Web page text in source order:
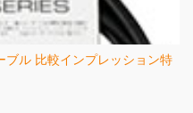
ル 比較インプレッション特